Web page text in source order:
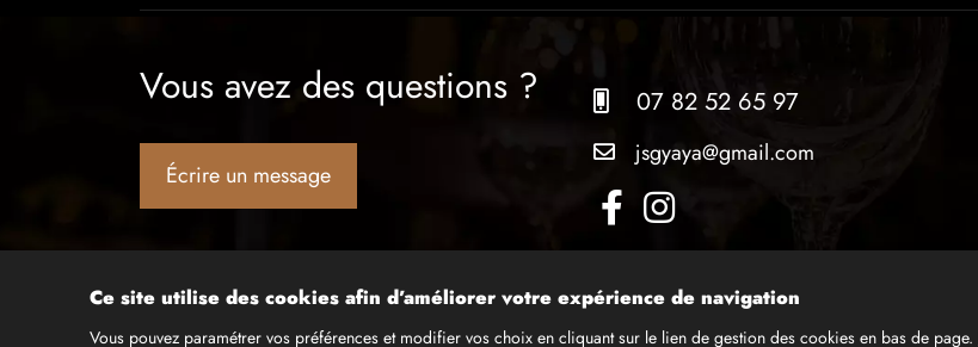
Vous avez des questions ?
Écrire un message
07 82 52 65 97
jsgyaya@gmail.com
Ce site utilise des cookies afin d’améliorer votre expérience de navigation
Vous pouvez paramétrer vos préférences et modifier vos choix en cliquant sur le lien de gestion des cookies en bas de page.